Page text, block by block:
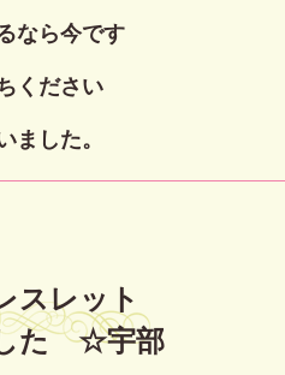
なら今です
ください
ました。
スレット
た ☆宇部